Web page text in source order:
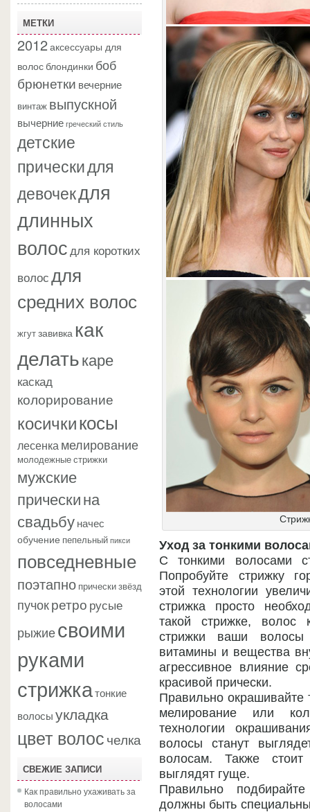
МЕТКИ
2012аксессуары для
волосблондинки боб
брюнетки вечерние
винтаж выпускной
вычерние греческий стиль
детские
прическидля
девочекдля
длинных
волосдля коротких
волосдля
средних волос
жгутзавивка как
делатькаре
каскад
колорирование
косичкикосы
лесенкамелирование
молодежные стрижки
мужские
прическина
свадьбуначес
обучение пепельный пикси
повседневные
поэтапно прически звёзд
пучокретро русые
рыжиесвоими
руками
стрижкатонкие
волосыукладка
цвет волосчелка
СВЕЖИЕ ЗАПИСИ
Как правильно ухаживать за
волосами
Уход за тонкими
С тонкими волосами
Попробуйте стрижку
этой технологии
стрижка просто
такой стрижке, волос
стрижки ваши волосы
витамины и вещества
агрессивное влияние
красивой прически.
Правильно окрашивайте
мелирование или
технологии
волосы станут
волосам. Также
выглядят гуще.
Правильно
должны быть